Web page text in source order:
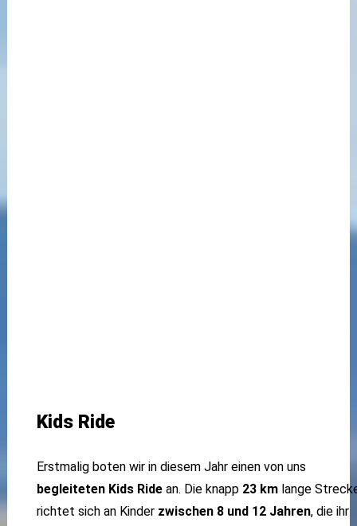
Kids Ride
Erstmalig boten wir in diesem Jahr einen von uns
begleiteten Kids Ridean. Die knapp 23 kmlange
richtet sich an Kinder zwischen 8 und 12 Jahren, die ihr